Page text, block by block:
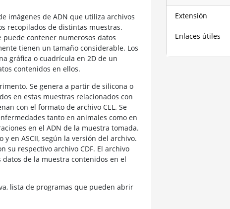
imágenes de ADN que utiliza archivos
recopilados de distintas muestras.
puede contener numerosos datos
tienen un tamaño considerable. Los
gráfica o cuadrícula en 2D de un
contenidos en ellos.
Se genera a partir de silicona o
en estas muestras relacionados con
con el formato de archivo CEL. Se
tanto en animales como en
en el ADN de la muestra tomada.
en ASCII, según la versión del archivo.
su respectivo archivo CDF. El archivo
de la muestra contenidos en el
lista de programas que pueden abrir
Extensión
Enlaces útiles